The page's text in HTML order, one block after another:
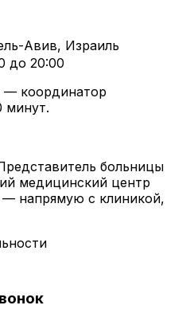
Авив, Израиль
до 20:00
— координатор
минут.
больницы
медицинский центр
напрямую с клиникой,